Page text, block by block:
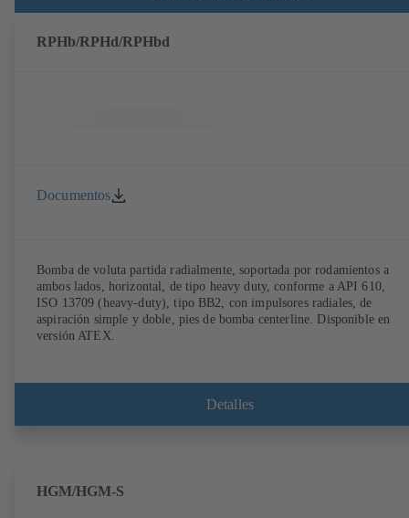
RPHb/RPHd/RPHbd
Documentos
Bomba de voluta partida radialmente, soportada por rodamientos a
ambos lados, horizontal, de tipo heavy duty, conforme a API 610,
ISO 13709 (heavy-duty), tipo BB2, con impulsores radiales, de
aspiración simple y doble, pies de bomba centerline. Disponible en
versión ATEX.
Detalles
HGM/HGM-S